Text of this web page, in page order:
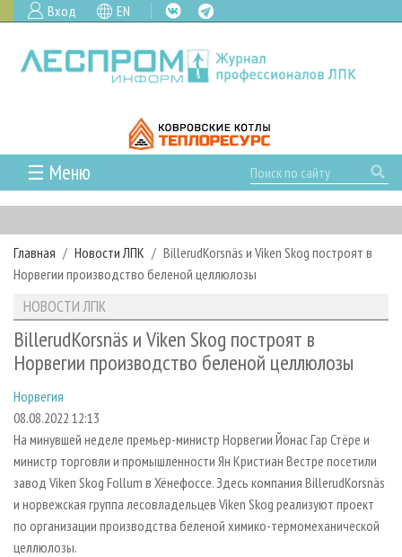
Вход EN
☰ Меню
ГЛАВНАЯ
РУБРИКИ И ТЕМЫ
РУБРИКИ ЖУРНАЛА
ЛЕСОЗАГОТОВКА
ЛЕСОПИЛЕНИЕ
СУШКА ДРЕВЕСИНЫ
ПРОИЗВОДСТВО ДРЕВЕСНЫХ ПЛИТ
ДЕРЕВЯННОЕ ДОМОСТРОЕНИЕ
ПРОИЗВОДСТВО МЕБЕЛИ
БИОЭНЕРГЕТИКА
НОВОСТИ
НОВОСТИ ЛПК
НОВОСТИ ЖУРНАЛА
ПРОЕКТЫ ЛПИ
АНАЛИТИКА
ПРЕДПРИЯТИЯ ЛПК
ПЕРСОНЫ
МОБИЛЬНЫЕ ВЫСТАВКИ
ОФИЦИАЛЬНЫЕ ДЕЛЕГАЦИИ
ПРИОРИТЕТНЫЕ ИНВЕСТПРОЕКТЫ
RUSSIAN FORESTRY REVIEW
АРХИВ
АРХИВ ЖУРНАЛОВ
О ЖУРНАЛЕ
КОНТАКТЫ
РЕКЛАМОДАТЕЛЯМ
РЕКЛАМА
РЕКЛАМА НА САЙТЕ
Главная Новости ЛПК
BillerudKorsnäs и Viken Skog построят в
Норвегии производство беленой целлюлозы
НОВОСТИ ЛПК
BillerudKorsnäs и Viken Skog построят в
Норвегии производство беленой целлюлозы
Норвегия
08.08.2022 12:13
На минувшей неделе премьер-министр Норвегии Йонас Гар Стёре и
министр торговли и промышленности Ян Кристиан Вестре посетили
завод Viken Skog Follum в Хёнефоссе. Здесь компания BillerudKorsnäs
и норвежская группа лесовладельцев Viken Skog реализуют проект
по организации производства беленой химико-термомеханической
целлюлозы.